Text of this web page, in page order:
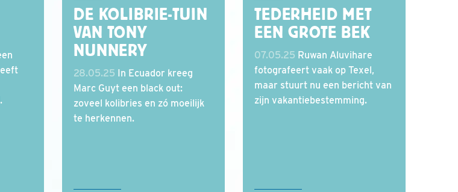
DE KOLIBRIE-TUIN
VAN TONY
NUNNERY
28.05.25 In Ecuador kreeg
Marc Guyt een black out:
zoveel kolibries en zó moeilijk
te herkennen.
TEDERHEID MET
EEN GROTE BEK
07.05.25 Ruwan Aluvihare
fotografeert vaak op Texel,
maar stuurt nu een bericht van
zijn vakantiebestemming.